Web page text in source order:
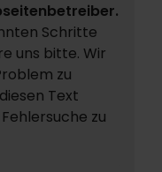
Schritte
uns bitte. Wir
zu
Text
zu